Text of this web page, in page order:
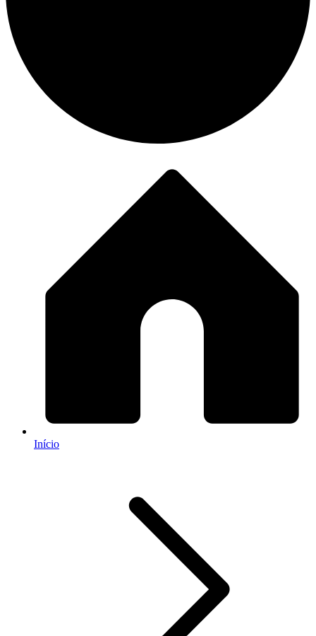
Início